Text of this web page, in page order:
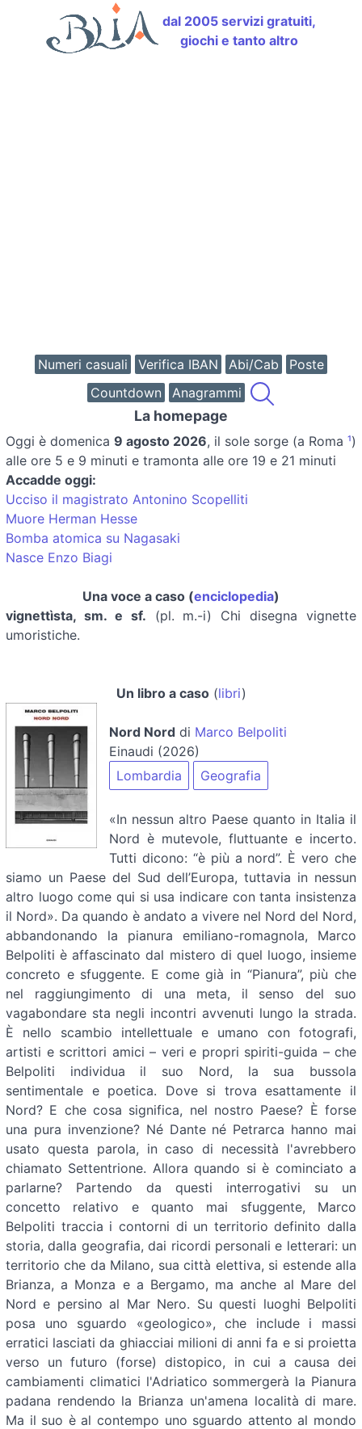
dal 2005 servizi gratuiti,
giochi e tanto altro
Numeri casuali Verifica IBAN Abi/Cab
Poste
Countdown
Anagrammi
La homepage
Oggi è domenica 9 agosto 2026, il sole sorge (a Roma ¹)
alle ore 5 e 9 minuti e tramonta alle ore 19 e 21 minuti
Accadde oggi:
Ucciso il magistrato Antonino Scopelliti
Muore Herman Hesse
Bomba atomica su Nagasaki
Nasce Enzo Biagi
Una voce a caso (enciclopedia)
vignettìsta, sm. e sf. (pl. m.-i) Chi disegna vignette
umoristiche.
Un libro a caso(libri)
Nord Nord di Marco Belpoliti
Einaudi (2026)
Lombardia
Geografia
«In nessun altro Paese quanto in Italia il
Nord è mutevole, fluttuante e incerto.
Tutti dicono: “è più a nord”. È vero che
siamo un Paese del Sud dell’Europa, tuttavia in nessun
altro luogo come qui si usa indicare con tanta insistenza
il Nord». Da quando è andato a vivere nel Nord del Nord,
abbandonando la pianura emiliano-romagnola, Marco
Belpoliti è affascinato dal mistero di quel luogo, insieme
concreto e sfuggente. E come già in “Pianura”, più che
nel raggiungimento di una meta, il senso del suo
vagabondare sta negli incontri avvenuti lungo la strada.
È nello scambio intellettuale e umano con fotografi,
artisti e scrittori amici – veri e propri spiriti-guida – che
Belpoliti individua il suo Nord, la sua bussola
sentimentale e poetica. Dove si trova esattamente il
Nord? E che cosa significa, nel nostro Paese? È forse
una pura invenzione? Né Dante né Petrarca hanno mai
usato questa parola, in caso di necessità l'avrebbero
chiamato Settentrione. Allora quando si è cominciato a
parlarne? Partendo da questi interrogativi su un
concetto relativo e quanto mai sfuggente, Marco
Belpoliti traccia i contorni di un territorio definito dalla
storia, dalla geografia, dai ricordi personali e letterari: un
territorio che da Milano, sua città elettiva, si estende alla
Brianza, a Monza e a Bergamo, ma anche al Mare del
Nord e persino al Mar Nero. Su questi luoghi Belpoliti
posa uno sguardo «geologico», che include i massi
erratici lasciati da ghiacciai milioni di anni fa e si proietta
verso un futuro (forse) distopico, in cui a causa dei
cambiamenti climatici l'Adriatico sommergerà la Pianura
padana rendendo la Brianza un'amena località di mare.
Ma il suo è al contempo uno sguardo attento al mondo